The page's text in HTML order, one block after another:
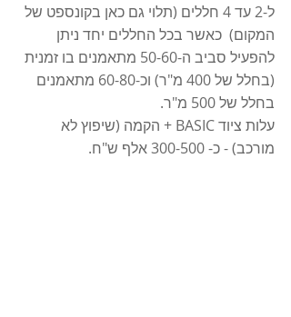
ל-2 עד 4 חללים (תלוי גם כאן בקונספט של
המקום)  כאשר בכל החללים יחד ניתן
להפעיל סביב ה-50-60 מתאמנים בו זמנית
(בחלל של 400 מ"ר) וכ-60-80 מתאמנים
בחלל של 500 מ"ר.
עלות ציוד BASIC + הקמה (שיפוץ לא
מורכב) - כ- 300-500 אלף ש"ח.